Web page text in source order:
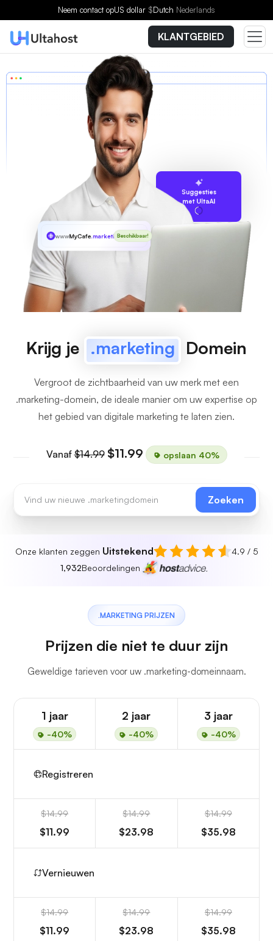
Neem contact opUS dollar $Dutch Nederlands
KLANTGEBIED
Suggesties
met UltaAI
wwwMyCafe.marketingBeschikbaar!
Krijg je .marketing Domein
Vergroot de zichtbaarheid van uw merk met een
.marketing-domein, de ideale manier om uw expertise op
het gebied van digitale marketing te laten zien.
Vanaf$14.99 $11.99 opslaan 40%
Zoeken
Onze klanten zeggen Uitstekend
4.9 / 5
1,932Beoordelingen
.MARKETING PRIJZEN
Prijzen die niet te duur zijn
Geweldige tarieven voor uw .marketing-domeinnaam.
1 jaar
-40%
2 jaar
-40%
3 jaar
-40%
Registreren
$14.99
$11.99
$14.99
$23.98
$14.99
$35.98
Vernieuwen
$14.99
$11.99
$14.99
$23.98
$14.99
$35.98